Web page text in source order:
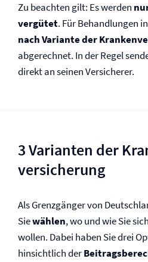
Zu beachten gilt: Es werden
vergütet. Für Behandlungen
nach Variante der
abgerechnet. In der Regel
direkt an seinen Versicherer.
3 Varianten der
versicherung
Als Grenzgänger von
Siewählen, wo und wie Sie
wollen. Dabei haben Sie drei
hinsichtlich der